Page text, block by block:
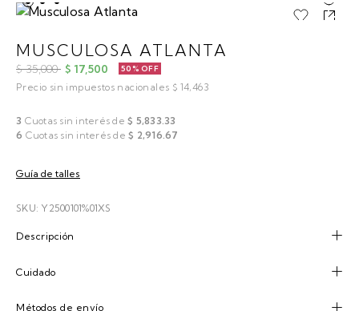
MUSCULOSA ATLANTA
$ 35,000 $ 17,500 50% OFF
Precio sin impuestos nacionales $ 14,463
3 Cuotas sin interés de $ 5,833.33
6 Cuotas sin interés de $ 2,916.67
Guía de talles
SKU: Y2500101%01XS
Descripción
Cuidado
Métodos de envío